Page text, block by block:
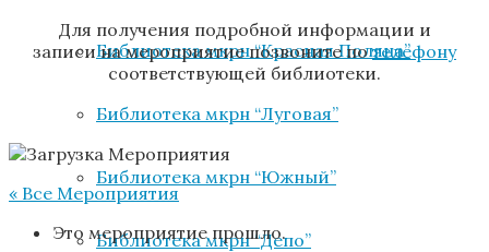
Библиотека мкрн “Красная Поляна”
Библиотека мкрн “Луговая”
Библиотека мкрн “Южный”
Библиотека мкрн “Депо”
Для получения подробной информации и
записи на мероприятие позвоните потелефону
соответствующей библиотеки.
« Все Мероприятия
Это мероприятие прошло.